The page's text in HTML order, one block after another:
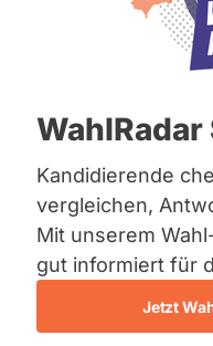
Bremen
Hamburg
Nordrhein-
Saarland
Sachsen
Sachsen-
Sachsen-
Schleswig-
Thüringen
Archiv
Kandidierende
vergleichen,
Mit unserem
gut informiert für
Jetzt
Partei
- Alle -
85 - Emden / Norden
Wahlliste
- Alle -
85 - Emden / Norden
SPD